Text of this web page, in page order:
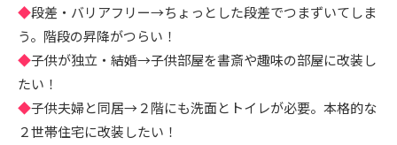
◆段差・バリアフリー→ちょっとした段差でつまずいてしま
う。階段の昇降がつらい！
◆子供が独立・結婚→子供部屋を書斎や趣味の部屋に改装し
たい！
◆子供夫婦と同居→２階にも洗面とトイレが必要。本格的な
２世帯住宅に改装したい！